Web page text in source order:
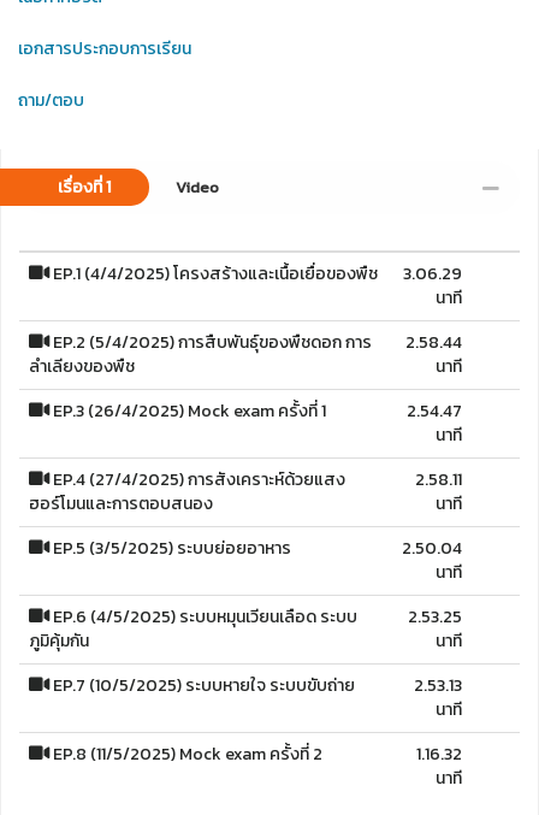
เอกสารประกอบการเรียน
ถาม/ตอบ
เรื่องที่ 1 Video
EP.1 (4/4/2025) โครงสร้างและเนื้อเยื่อของพืช
3.06.29
นาที
EP.2 (5/4/2025) การสืบพันธุ์ของพืชดอก การ
ลำเลียงของพืช
2.58.44
นาที
EP.3 (26/4/2025) Mock exam ครั้งที่ 1
2.54.47
นาที
EP.4 (27/4/2025) การสังเคราะห์ด้วยแสง
ฮอร์โมนและการตอบสนอง
2.58.11
นาที
EP.5 (3/5/2025) ระบบย่อยอาหาร
2.50.04
นาที
EP.6 (4/5/2025) ระบบหมุนเวียนเลือด ระบบ
ภูมิคุ้มกัน
2.53.25
นาที
EP.7 (10/5/2025) ระบบหายใจ ระบบขับถ่าย
2.53.13
นาที
EP.8 (11/5/2025) Mock exam ครั้งที่ 2
1.16.32
นาที